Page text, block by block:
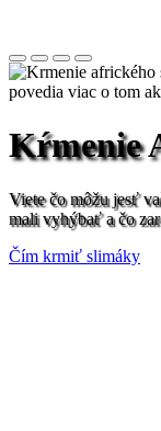
Kŕmenie
Viete čo môžu jesť
mali vyhýbať a čo
Čím krmiť slimáky